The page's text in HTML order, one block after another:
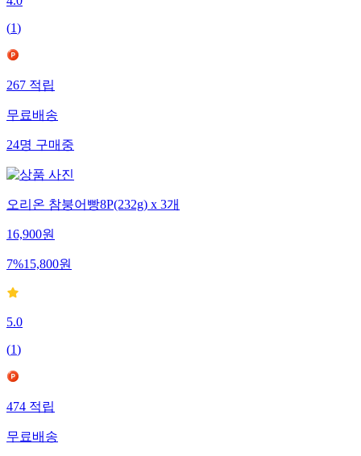
4.0
(1)
267적립
무료배송
24명구매중
오리온 참붕어빵8P(232g) x 3개
16,900원
7%15,800원
5.0
(1)
474적립
무료배송